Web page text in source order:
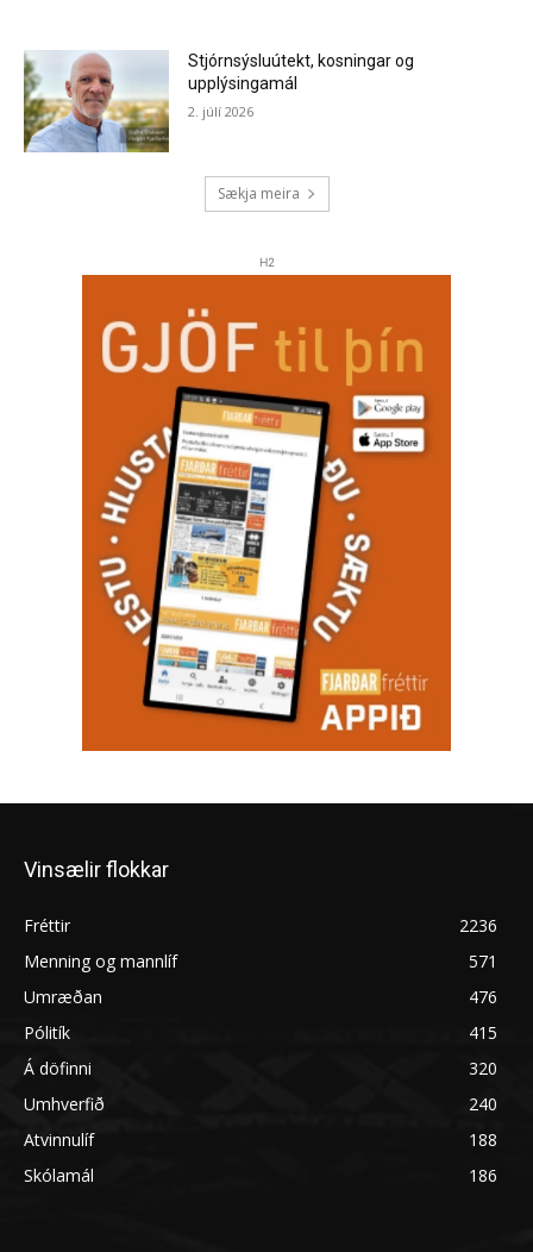
Vinsælir flokkar
Fréttir
2236
Menning og mannlíf
571
Umræðan
476
Pólitík
415
Á döfinni
320
Umhverfið
240
Atvinnulíf
188
Skólamál
186